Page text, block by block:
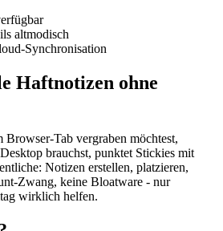
altmodisch
Synchronisation
Haftnotizen ohne
Tab vergraben möchtest,
brauchst, punktet Stickies mit
Notizen erstellen, platzieren,
Zwang, keine Bloatware - nur
wirklich helfen.